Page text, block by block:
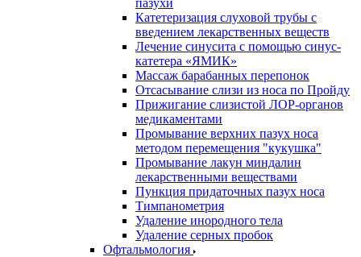
пазухи
Катетеризация слуховой трубы с
введением лекарственных веществ
Лечение синусита с помощью синус-
катетера «ЯМИК»
Массаж барабанных перепонок
Отсасывание слизи из носа по Пройду
Прижигание слизистой ЛОР-органов
медикаментами
Промывание верхних пазух носа
методом перемещения "кукушка"
Промывание лакун миндалин
лекарственными веществами
Пункция придаточных пазух носа
Тимпанометрия
Удаление инородного тела
Удаление серных пробок
Офтальмология